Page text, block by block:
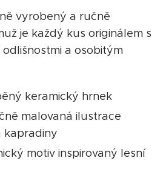
vyrobený a ručně
je každý kus originálem s
a osobitým
keramický hrnek
malovaná ilustrace
kapradiny
motiv inspirovaný lesní